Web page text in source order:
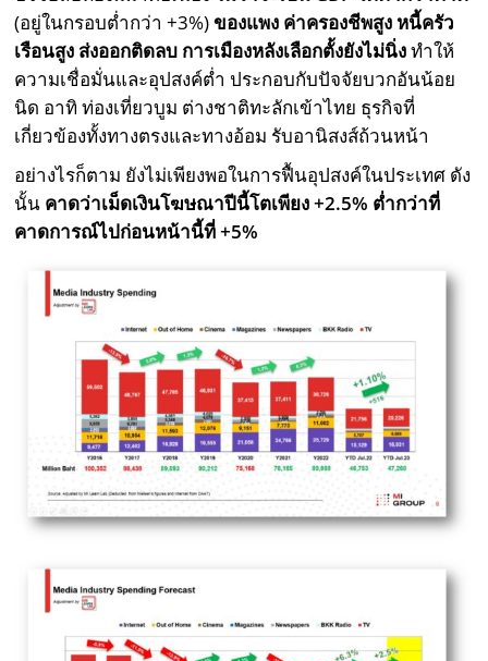
(อยู่ในกรอบต่ำกว่า +3%)ของแพง ค่าครองชีพสูง หนี้ครัว
เรือนสูง ส่งออกติดลบ การเมืองหลังเลือกตั้งยังไม่นิ่งทำให้
ความเชื่อมั่นและอุปสงค์ต่ำ ประกอบกับปัจจัยบวกอันน้อย
นิด อาทิ ท่องเที่ยวบูม ต่างชาติทะลักเข้าไทย ธุรกิจที่
เกี่ยวข้องทั้งทางตรงและทางอ้อม รับอานิสงส์ถ้วนหน้า
อย่างไรก็ตาม ยังไม่เพียงพอในการฟื้นอุปสงค์ในประเทศ ดัง
นั้น คาดว่าเม็ดเงินโฆษณาปีนี้โตเพียง +2.5% ต่ำกว่าที่
คาดการณ์ไปก่อนหน้านี้ที่ +5%